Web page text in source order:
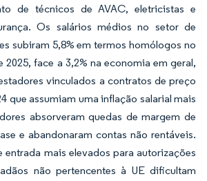
de técnicos de AVAC, eletricistas e
Os salários médios no setor de
subiram 5,8% em termos homólogos no
face a 3,2% na economia em geral,
vinculados a contratos de preço
que assumiam uma inflação salarial mais
absorveram quedas de margem de
e abandonaram contas não rentáveis.
entrada mais elevados para autorizações
não pertencentes à UE dificultam